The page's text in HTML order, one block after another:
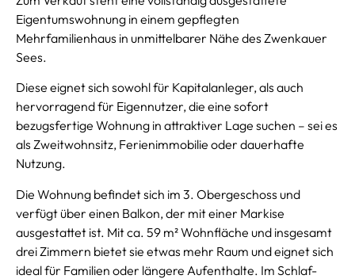
Eigentumswohnung in einem gepflegten
Mehrfamilienhaus in unmittelbarer Nähe des Zwenkauer
Sees.
Diese eignet sich sowohl für Kapitalanleger, als auch
hervorragend für Eigennutzer, die eine sofort
bezugsfertige Wohnung in attraktiver Lage suchen – sei es
als Zweitwohnsitz, Ferienimmobilie oder dauerhafte
Nutzung.
Die Wohnung befindet sich im 3. Obergeschoss und
verfügt über einen Balkon, der mit einer Markise
ausgestattet ist. Mit ca. 59 m² Wohnfläche und insgesamt
drei Zimmern bietet sie etwas mehr Raum und eignet sich
ideal für Familien oder längere Aufenthalte. Im Schlaf-